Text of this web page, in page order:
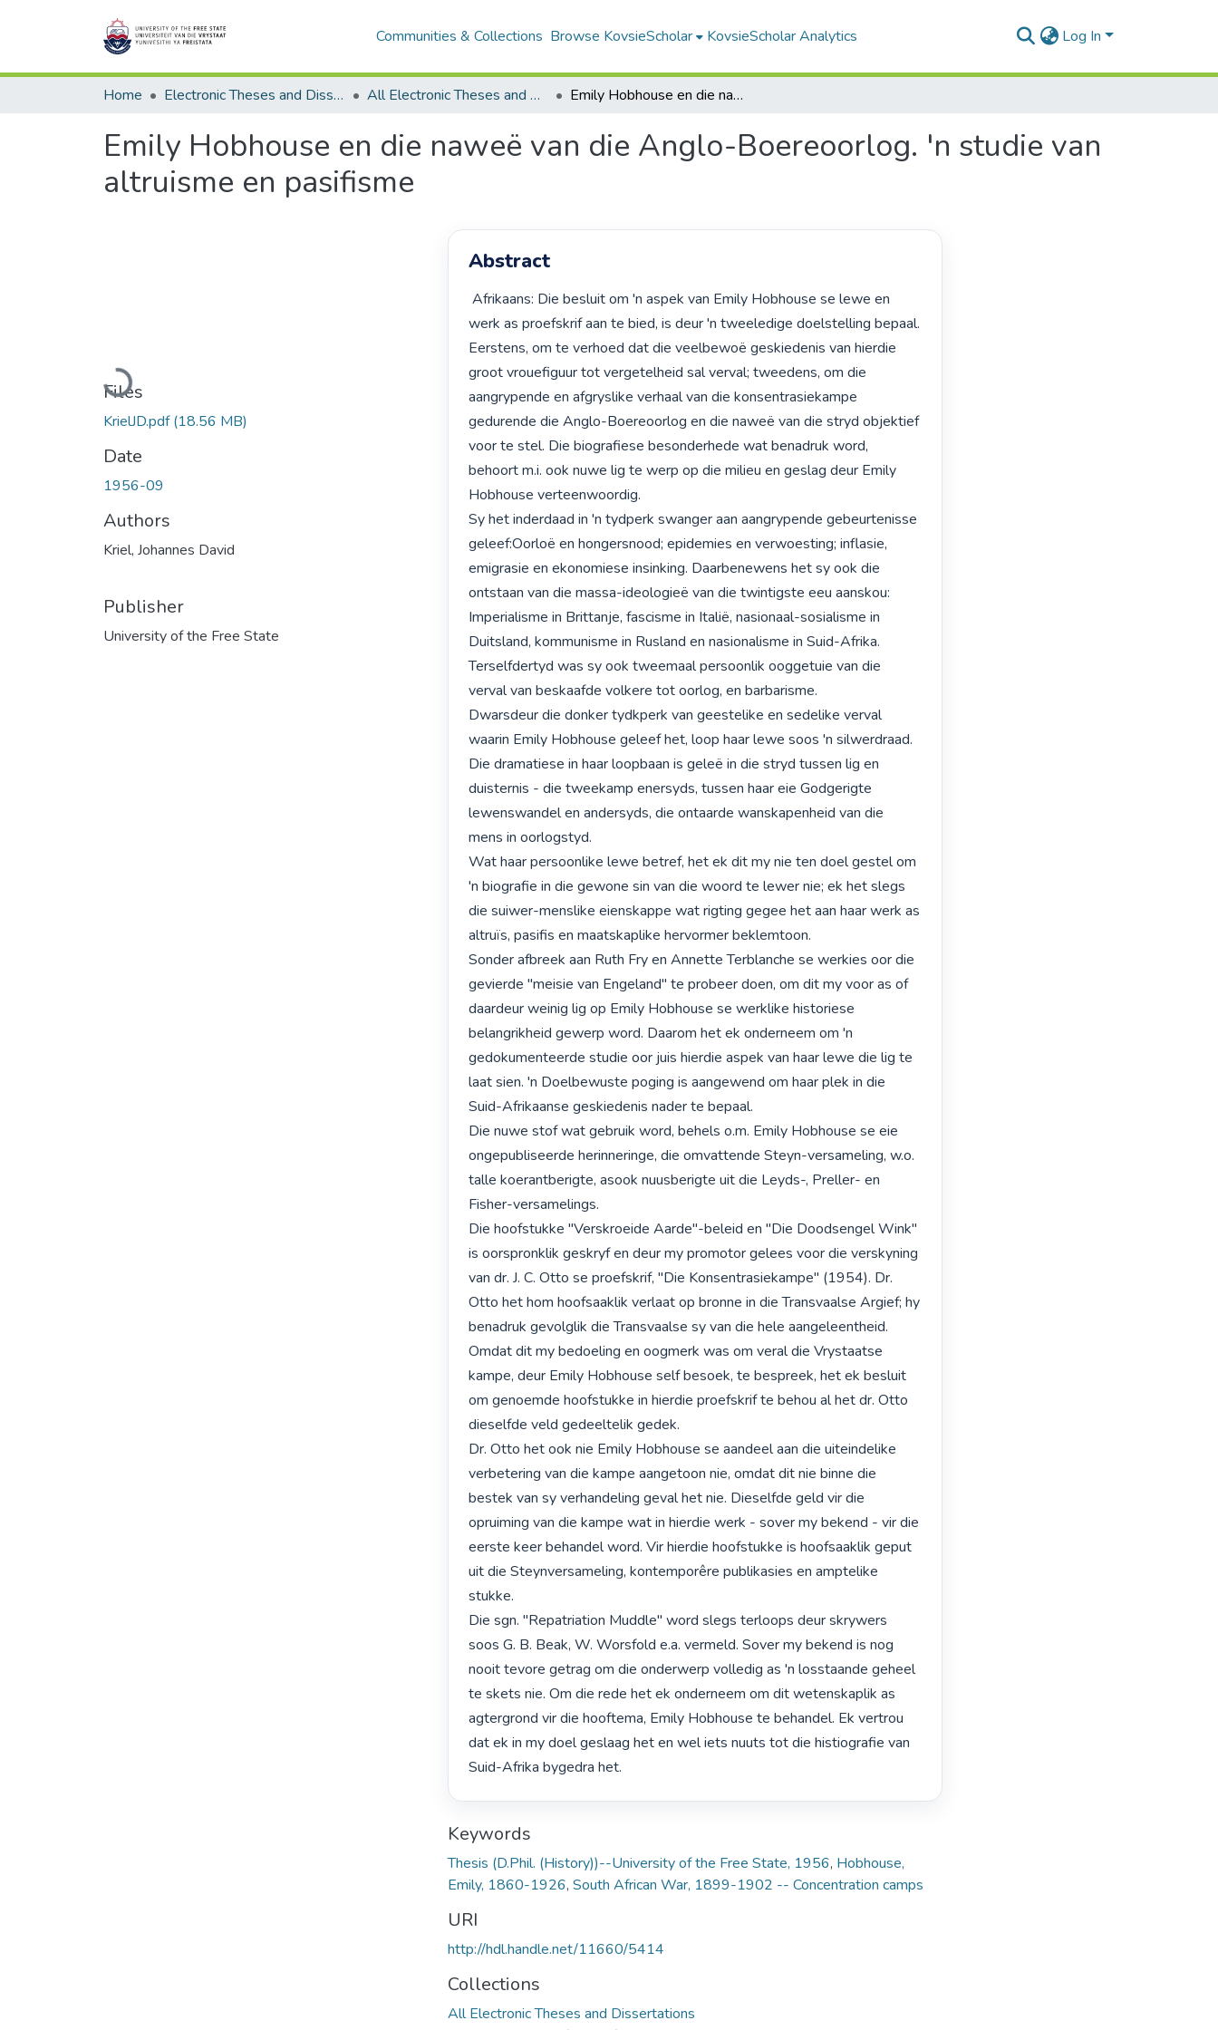
Communities & Collections Browse KovsieScholar KovsieScholar Analytics Log In
Home Electronic Theses and Dissertations All Electronic Theses and Dissertations Emily Hobhouse en die naweë van die Anglo-Boereoorlog. 'n studie van altruisme en pasifisme
Emily Hobhouse en die naweë van die Anglo-Boereoorlog. 'n studie van
altruisme en pasifisme
Loading...
Files
KrielJD.pdf(18.56 MB)
Date
1956-09
Authors
Kriel, Johannes David
Publisher
University of the Free State
Abstract
Afrikaans: Die besluit om 'n aspek van Emily Hobhouse se lewe en
werk as proefskrif aan te bied, is deur 'n tweeledige doelstelling bepaal.
Eerstens, om te verhoed dat die veelbewoë geskiedenis van hierdie
groot vrouefiguur tot vergetelheid sal verval; tweedens, om die
aangrypende en afgryslike verhaal van die konsentrasiekampe
gedurende die Anglo-Boereoorlog en die naweë van die stryd objektief
voor te stel. Die biografiese besonderhede wat benadruk word,
behoort m.i. ook nuwe lig te werp op die milieu en geslag deur Emily
Hobhouse verteenwoordig.
Sy het inderdaad in 'n tydperk swanger aan aangrypende gebeurtenisse
geleef:Oorloë en hongersnood; epidemies en verwoesting; inflasie,
emigrasie en ekonomiese insinking. Daarbenewens het sy ook die
ontstaan van die massa-ideologieë van die twintigste eeu aanskou:
Imperialisme in Brittanje, fascisme in Italië, nasionaal-sosialisme in
Duitsland, kommunisme in Rusland en nasionalisme in Suid-Afrika.
Terselfdertyd was sy ook tweemaal persoonlik ooggetuie van die
verval van beskaafde volkere tot oorlog, en barbarisme.
Dwarsdeur die donker tydkperk van geestelike en sedelike verval
waarin Emily Hobhouse geleef het, loop haar lewe soos 'n silwerdraad.
Die dramatiese in haar loopbaan is geleë in die stryd tussen lig en
duisternis - die tweekamp enersyds, tussen haar eie Godgerigte
lewenswandel en andersyds, die ontaarde wanskapenheid van die
mens in oorlogstyd.
Wat haar persoonlike lewe betref, het ek dit my nie ten doel gestel om
'n biografie in die gewone sin van die woord te lewer nie; ek het slegs
die suiwer-menslike eienskappe wat rigting gegee het aan haar werk as
altruïs, pasifis en maatskaplike hervormer beklemtoon.
Sonder afbreek aan Ruth Fry en Annette Terblanche se werkies oor die
gevierde "meisie van Engeland" te probeer doen, om dit my voor as of
daardeur weinig lig op Emily Hobhouse se werklike historiese
belangrikheid gewerp word. Daarom het ek onderneem om 'n
gedokumenteerde studie oor juis hierdie aspek van haar lewe die lig te
laat sien. 'n Doelbewuste poging is aangewend om haar plek in die
Suid-Afrikaanse geskiedenis nader te bepaal.
Die nuwe stof wat gebruik word, behels o.m. Emily Hobhouse se eie
ongepubliseerde herinneringe, die omvattende Steyn-versameling, w.o.
talle koerantberigte, asook nuusberigte uit die Leyds-, Preller- en
Fisher-versamelings.
Die hoofstukke "Verskroeide Aarde"-beleid en "Die Doodsengel Wink"
is oorspronklik geskryf en deur my promotor gelees voor die verskyning
van dr. J. C. Otto se proefskrif, "Die Konsentrasiekampe" (1954). Dr.
Otto het hom hoofsaaklik verlaat op bronne in die Transvaalse Argief; hy
benadruk gevolglik die Transvaalse sy van die hele aangeleentheid.
Omdat dit my bedoeling en oogmerk was om veral die Vrystaatse
kampe, deur Emily Hobhouse self besoek, te bespreek, het ek besluit
om genoemde hoofstukke in hierdie proefskrif te behou al het dr. Otto
dieselfde veld gedeeltelik gedek.
Dr. Otto het ook nie Emily Hobhouse se aandeel aan die uiteindelike
verbetering van die kampe aangetoon nie, omdat dit nie binne die
bestek van sy verhandeling geval het nie. Dieselfde geld vir die
opruiming van die kampe wat in hierdie werk - sover my bekend - vir die
eerste keer behandel word. Vir hierdie hoofstukke is hoofsaaklik geput
uit die Steynversameling, kontemporêre publikasies en amptelike
stukke.
Die sgn. "Repatriation Muddle" word slegs terloops deur skrywers
soos G. B. Beak, W. Worsfold e.a. vermeld. Sover my bekend is nog
nooit tevore getrag om die onderwerp volledig as 'n losstaande geheel
te skets nie. Om die rede het ek onderneem om dit wetenskaplik as
agtergrond vir die hooftema, Emily Hobhouse te behandel. Ek vertrou
dat ek in my doel geslaag het en wel iets nuuts tot die histiografie van
Suid-Afrika bygedra het.
Keywords
Thesis (D.Phil. (History))--University of the Free State, 1956, Hobhouse,
Emily, 1860-1926, South African War, 1899-1902 -- Concentration camps
URI
http://hdl.handle.net/11660/5414
Collections
All Electronic Theses and Dissertations